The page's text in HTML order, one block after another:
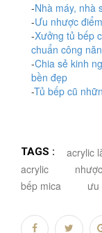
-Nhà máy, nhà
-Ưu nhược
-Xưởng tủ bếp
chuẩn công
-Chia sẻ kinh
bền đẹp
-Tủ bếp cũ
TAGS : acrylic
acrylic
bếp mica
ưu